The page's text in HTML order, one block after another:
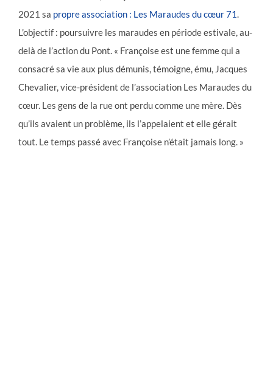
2021 sa propre association : Les Maraudes du cœur 71
L’objectif : poursuivre les maraudes en période estivale, au-
delà de l’action du Pont. « Françoise est une femme qui a
consacré sa vie aux plus démunis, témoigne, ému, Jacques
Chevalier, vice-président de l’association Les Maraudes du
cœur. Les gens de la rue ont perdu comme une mère. Dès
qu’ils avaient un problème, ils l’appelaient et elle gérait
tout. Le temps passé avec Françoise n’était jamais long. »